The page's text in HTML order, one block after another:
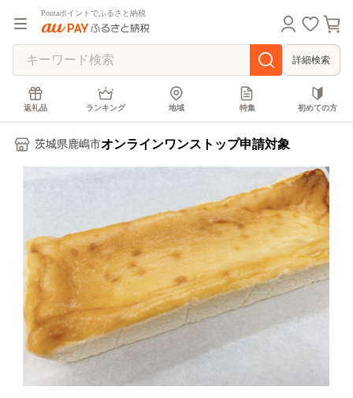
Pontaポイントでふるさと納税
詳細検索
返礼品 ランキング 地域 特集 初めての方
茨城県鹿嶋市オンラインワンストップ申請対象